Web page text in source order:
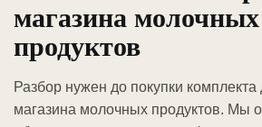
магазина молочных
продуктов
Разбор нужен до покупки
магазина молочных продуктов. Мы